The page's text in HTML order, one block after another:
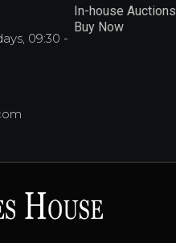
09:30 -
In-house Auctions
Buy Now